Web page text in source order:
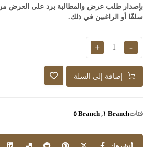
بإصدار طلب عرض والمطالبة برد على العرض من
سلفًا أو الراغبين في ذلك.
-
+
إضافة إلى السلة
فئاتBranch ١ ,Branch ٥